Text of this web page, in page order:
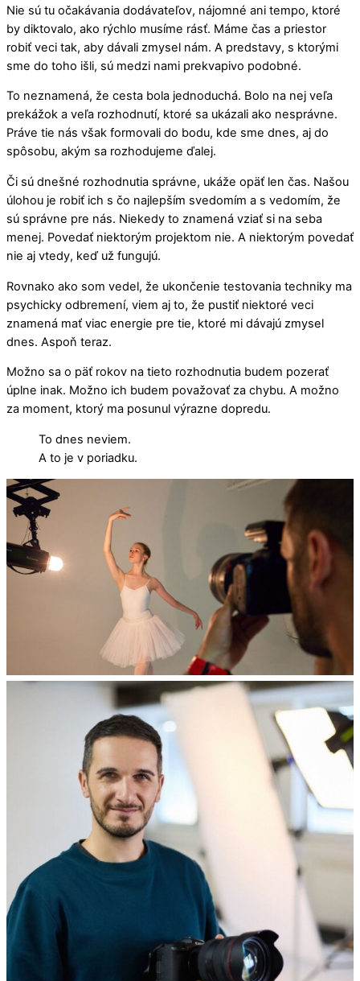
Nie sú tu očakávania dodávateľov, nájomné ani tempo, ktoré
by diktovalo, ako rýchlo musíme rásť. Máme čas a priestor
robiť veci tak, aby dávali zmysel nám. A predstavy, s ktorými
sme do toho išli, sú medzi nami prekvapivo podobné.
To neznamená, že cesta bola jednoduchá. Bolo na nej veľa
prekážok a veľa rozhodnutí, ktoré sa ukázali ako nesprávne.
Práve tie nás však formovali do bodu, kde sme dnes, aj do
spôsobu, akým sa rozhodujeme ďalej.
Či sú dnešné rozhodnutia správne, ukáže opäť len čas. Našou
úlohou je robiť ich s čo najlepším svedomím a s vedomím, že
sú správne pre nás. Niekedy to znamená vziať si na seba
menej. Povedať niektorým projektom nie. A niektorým povedať
nie aj vtedy, keď už fungujú.
Rovnako ako som vedel, že ukončenie testovania techniky ma
psychicky odbremení, viem aj to, že pustiť niektoré veci
znamená mať viac energie pre tie, ktoré mi dávajú zmysel
dnes. Aspoň teraz.
Možno sa o päť rokov na tieto rozhodnutia budem pozerať
úplne inak. Možno ich budem považovať za chybu. A možno
za moment, ktorý ma posunul výrazne dopredu.
To dnes neviem.
A to je v poriadku.